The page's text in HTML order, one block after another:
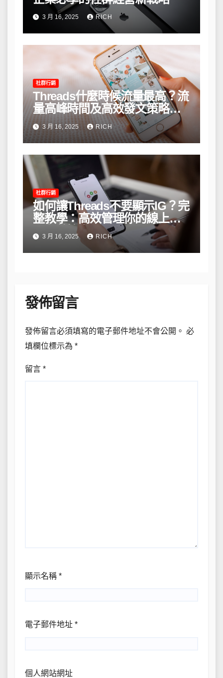
3 月 16, 2025 RICH
社群行銷
Threads什麼時候流量最高？流
量高峰時間及高效發文策略攻
略3 月 16, 2025 RICH
社群行銷
如何讓Threads不要顯示IG？完
整教學：高效管理你的線上隱
私與數據安全
3 月 16, 2025 RICH
發佈留言
發佈留言必須填寫的電子郵件地址不會公開。 必
填欄位標示為 *
留言 *
顯示名稱 *
電子郵件地址 *
個人網站網址